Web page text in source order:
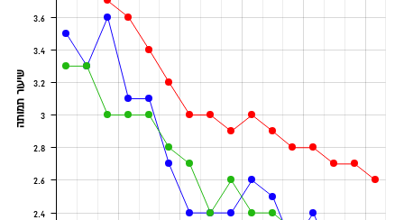
2.4
2.6
2.8
3
3.2
3.4
3.6
שיעור תמותה